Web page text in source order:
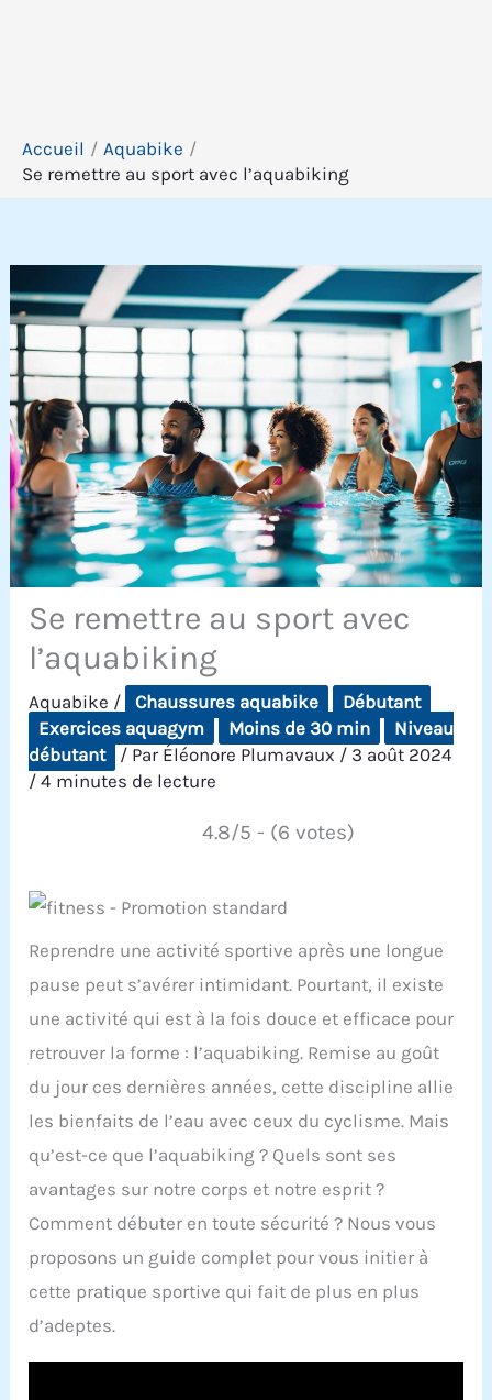
Accueil
Aquabike
Se remettre au sport avec l’aquabiking
Se remettre au sport avec
l’aquabiking
Aquabike / Chaussures aquabike
Débutant
Exercices aquagym
Moins de 30 min
Niveau
débutant
/ Par Éléonore Plumavaux / 3 août 2024
/4 minutes de lecture
4.8/5 - (6 votes)
Reprendre une activité sportive après une longue
pause peut s’avérer intimidant. Pourtant, il existe
une activité qui est à la fois douce et efficace pour
retrouver la forme : l’aquabiking. Remise au goût
du jour ces dernières années, cette discipline allie
les bienfaits de l’eau avec ceux du cyclisme. Mais
qu’est-ce que l’aquabiking ? Quels sont ses
avantages sur notre corps et notre esprit ?
Comment débuter en toute sécurité ? Nous vous
proposons un guide complet pour vous initier à
cette pratique sportive qui fait de plus en plus
d’adeptes.